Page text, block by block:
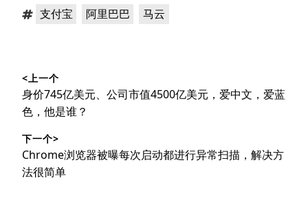
标 支付宝 ，阿里巴巴 ，
马云
章
导
航
<上一个
上
篇
章：
身价745亿美元、公司市值4500亿美元，爱中文，爱蓝
色，他是谁？
下一个>
下
篇
Chrome浏览器被曝每次启动都进行异常扫描，解决方
法很简单